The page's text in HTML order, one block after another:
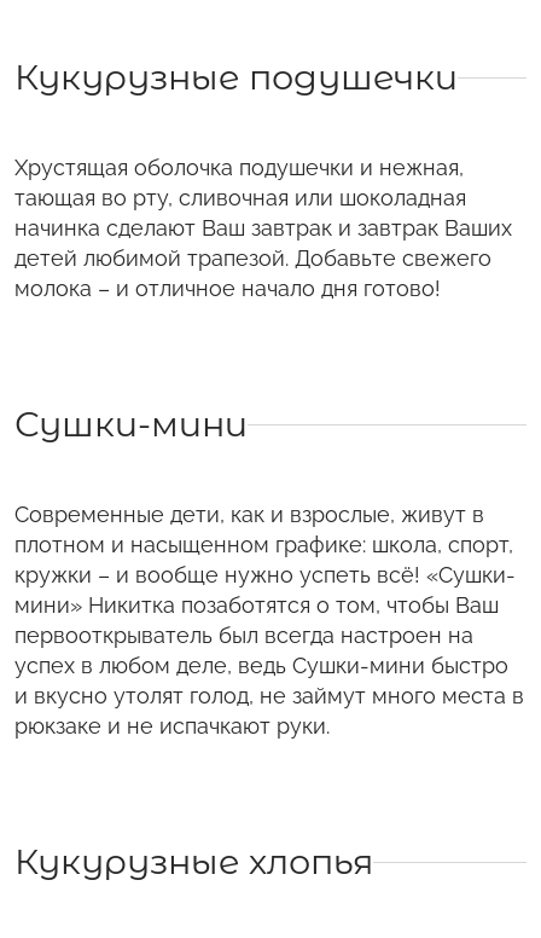
Кукурузные подушечки
Хрустящая оболочка подушечки и нежная,
тающая во рту, сливочная или шоколадная
начинка сделают Ваш завтрак и завтрак Ваших
детей любимой трапезой. Добавьте свежего
молока – и отличное начало дня готово!
Сушки-мини
Современные дети, как и взрослые, живут в
плотном и насыщенном графике: школа, спорт,
кружки – и вообще нужно успеть всё! «Сушки-
мини» Никитка позаботятся о том, чтобы Ваш
первооткрыватель был всегда настроен на
успех в любом деле, ведь Сушки-мини быстро
и вкусно утолят голод, не займут много места в
рюкзаке и не испачкают руки.
Кукурузные хлопья